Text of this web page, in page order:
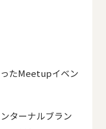
たMeetupイベン
ターナルブラン